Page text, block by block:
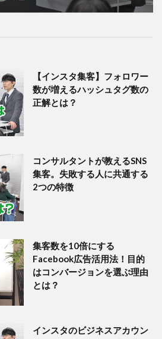
【インスタ集客】フォロワー
数が増えるハッシュタグ数の
正解とは？
コンサルタントが教えるSNS
集客。失敗する人に共通する
2つの特徴
集客数を10倍にする
Facebook広告活用法！目的
はコンバージョンを選ぶ理由
とは？
インスタのビジネスアカウン